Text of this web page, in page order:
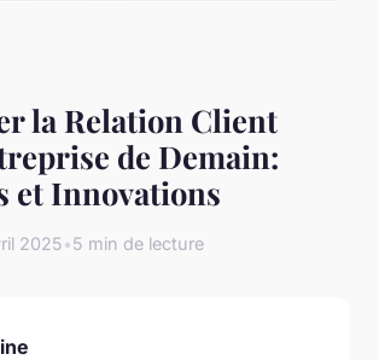
la Relation Client
de Demain:
et Innovations
2025•5 min de lecture